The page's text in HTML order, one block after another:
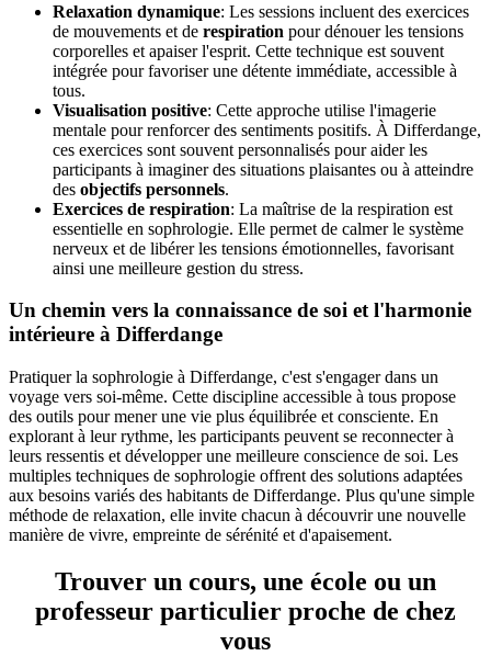
Relaxation dynamique: Les sessions incluent des exercices
de mouvements et de respiration pour dénouer les tensions
corporelles et apaiser l'esprit. Cette technique est souvent
intégrée pour favoriser une détente immédiate, accessible à
tous.
Visualisation positive: Cette approche utilise l'imagerie
mentale pour renforcer des sentiments positifs. À Differdange,
ces exercices sont souvent personnalisés pour aider les
participants à imaginer des situations plaisantes ou à atteindre
des objectifs personnels.
Exercices de respiration: La maîtrise de la respiration est
essentielle en sophrologie. Elle permet de calmer le système
nerveux et de libérer les tensions émotionnelles, favorisant
ainsi une meilleure gestion du stress.
Un chemin vers la connaissance de soi et l'harmonie
intérieure à Differdange
Pratiquer la sophrologie à Differdange, c'est s'engager dans un
voyage vers soi-même. Cette discipline accessible à tous propose
des outils pour mener une vie plus équilibrée et consciente. En
explorant à leur rythme, les participants peuvent se reconnecter à
leurs ressentis et développer une meilleure conscience de soi. Les
multiples techniques de sophrologie offrent des solutions adaptées
aux besoins variés des habitants de Differdange. Plus qu'une simple
méthode de relaxation, elle invite chacun à découvrir une nouvelle
manière de vivre, empreinte de sérénité et d'apaisement.
Trouver un cours, une école ou un
professeur particulier proche de chez
vous